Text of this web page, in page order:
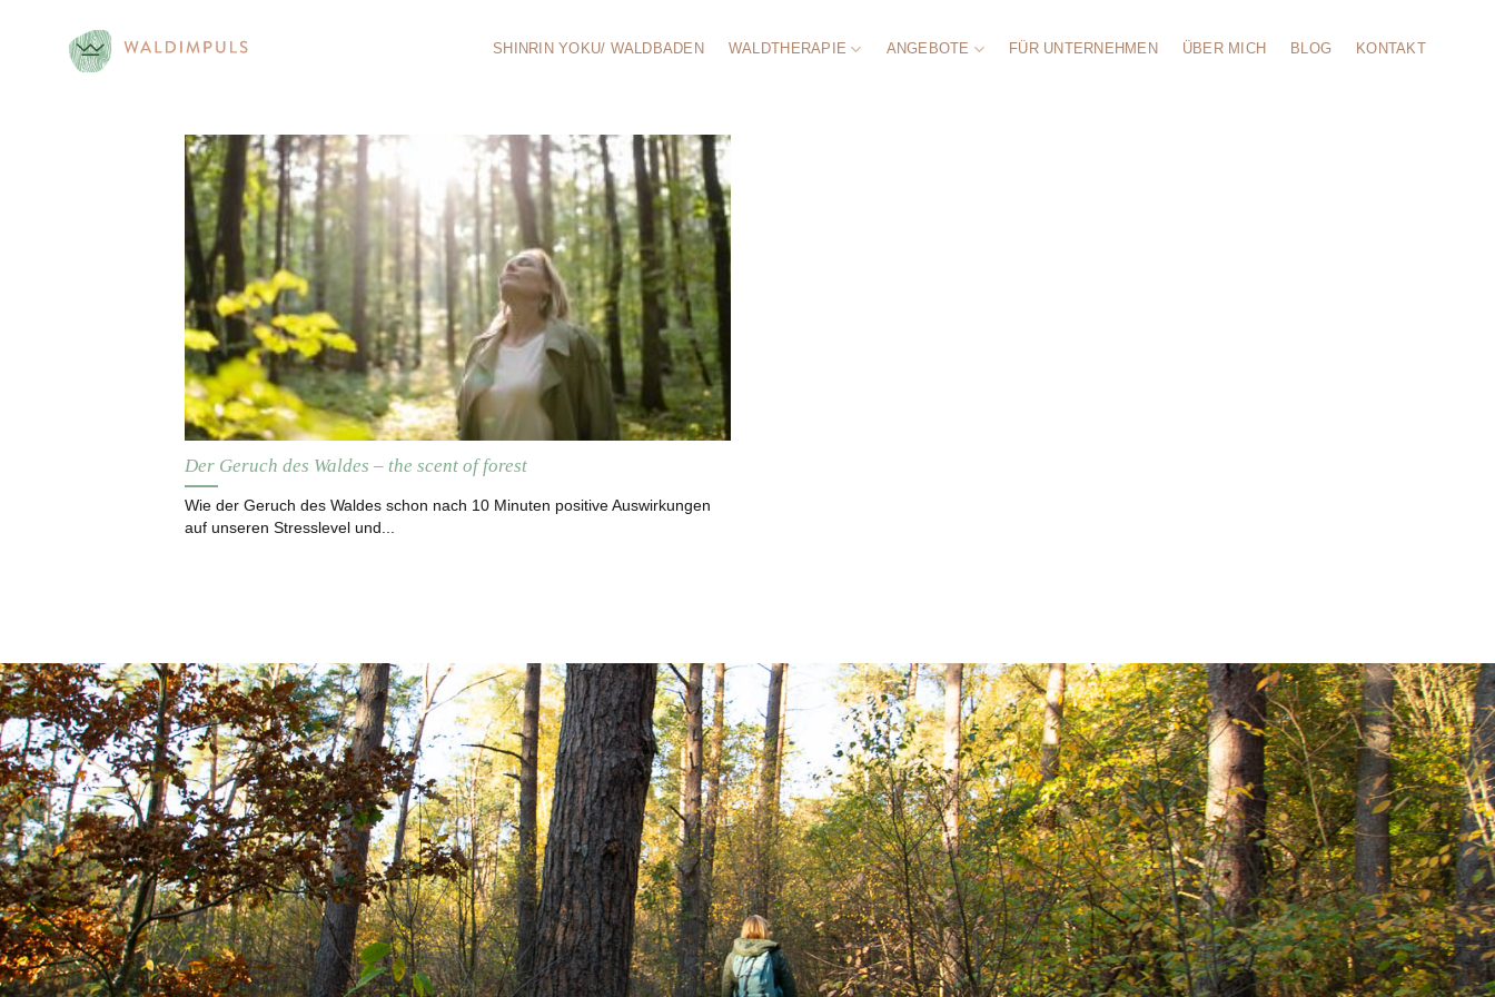
SHINRIN YOKU/ WALDBADEN WALDTHERAPIE ANGEBOTE FÜR UNTERNEHMEN ÜBER MICH BLOG KONTAKT
Der Geruch des Waldes – the scent of forest
Wie der Geruch des Waldes schon nach 10 Minuten positive Auswirkungen
auf unseren Stresslevel und...